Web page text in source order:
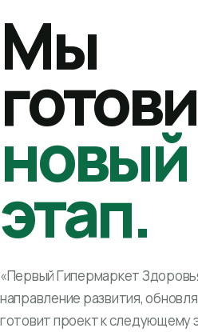
Мы
новый
этап.
«Первый Гипермаркет
направление развития,
готовит проект к следующему